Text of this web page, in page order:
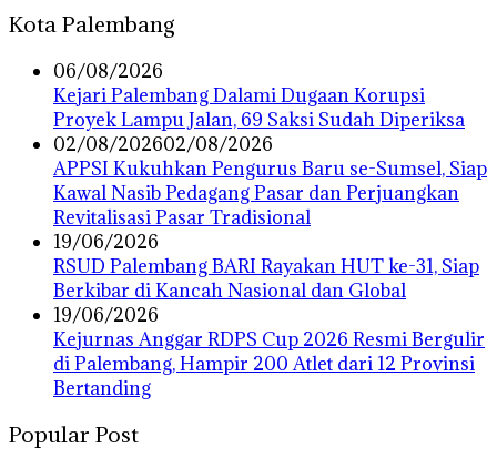
Kota Palembang
06/08/2026
Kejari Palembang Dalami Dugaan Korupsi
Proyek Lampu Jalan, 69 Saksi Sudah Diperiksa
02/08/202602/08/2026
APPSI Kukuhkan Pengurus Baru se-Sumsel, Siap
Kawal Nasib Pedagang Pasar dan Perjuangkan
Revitalisasi Pasar Tradisional
19/06/2026
RSUD Palembang BARI Rayakan HUT ke-31, Siap
Berkibar di Kancah Nasional dan Global
19/06/2026
Kejurnas Anggar RDPS Cup 2026 Resmi Bergulir
di Palembang, Hampir 200 Atlet dari 12 Provinsi
Bertanding
Popular Post